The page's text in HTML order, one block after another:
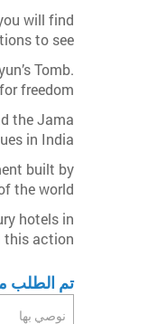
will find
to see.
Tomb.
freedom.
the Jama
in India.
built by
the world.
hotels in
action!
تم الطلب
نوصي بها